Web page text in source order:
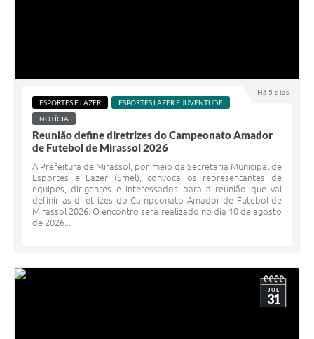
Há 5 dias
ESPORTES E LAZER
ESPORTES,LAZER E JUVENTUDE
NOTÍCIA
Reunião define diretrizes do Campeonato Amador
de Futebol de Mirassol 2026
A Prefeitura de Mirassol, por meio da Secretaria Municipal de
Esportes e Lazer (Smel), convoca os representantes de
equipes, dirigentes e interessados para a reunião que vai
definir as diretrizes do Campeonato Amador de Futebol de
Mirassol 2026. O encontro será realizado no dia 10 de agosto
de 2026...
JUL
31